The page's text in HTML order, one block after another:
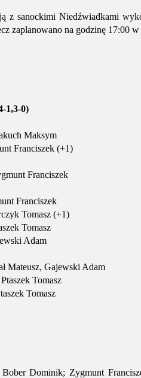
z sanockimi Niedźwiadkami
zaplanowano na godzinę 17:00
1,3-0)
Maksym
Franciszek (+1)
Franciszek
Franciszek
Tomasz (+1)
Tomasz
Adam
Mateusz, Gajewski Adam
Tomasz
Tomasz
Dominik; Zygmunt